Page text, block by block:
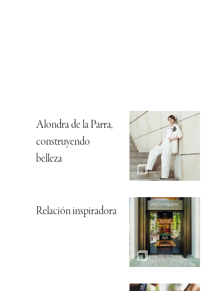
Alondra de la Parra,
construyendo
belleza
Relación inspiradora